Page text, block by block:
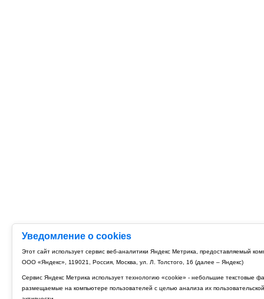
Уведомление о cookies
Этот сайт использует сервис веб-аналитики Яндекс Метрика, предоставляемый
ООО «Яндекс», 119021, Россия, Москва, ул. Л. Толстого, 16 (далее – Яндекс)
Сервис Яндекс Метрика использует технологию «cookie» - небольшие текстовые
размещаемые на компьютере пользователей с целью анализа их пользовательской